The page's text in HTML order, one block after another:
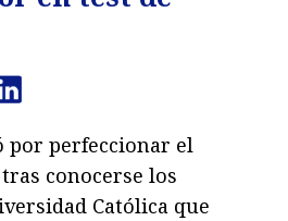
por perfeccionar el
conocerse los
Católica que